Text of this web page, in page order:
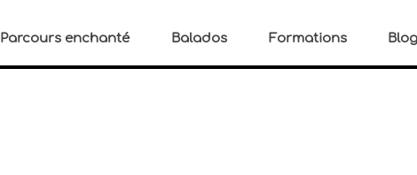
Parcours enchanté Balados Formations